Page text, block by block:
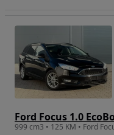
Ford Focus 1.0